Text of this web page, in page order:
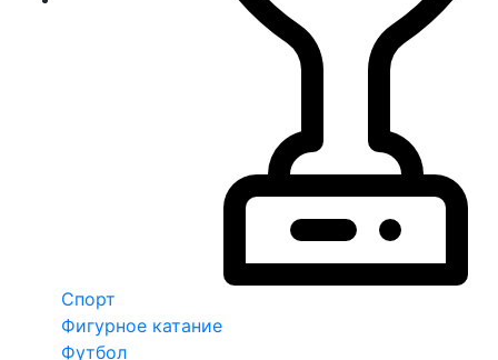
Спорт
Фигурное катание
Футбол